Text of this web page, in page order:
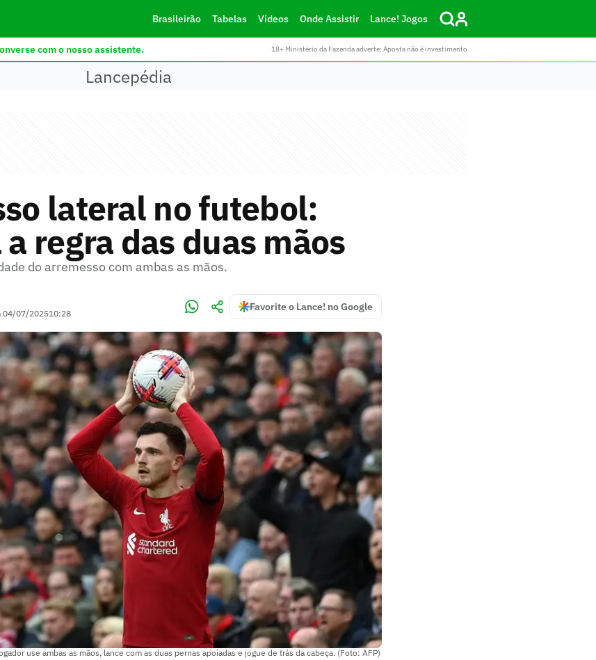
Brasileirão Tabelas Vídeos Onde Assistir Lance! Jogos
com o nosso assistente. 18+ Ministério da Fazenda adverte: Aposta não é investimento
Lancepédia
lateral no futebol:
regra das duas mãos
do arremesso com ambas as mãos.
04/07/202510:28
Favorite o Lance! no Google
use ambas as mãos, lance com as duas pernas apoiadas e jogue de trás da cabeça. (Foto: AFP)